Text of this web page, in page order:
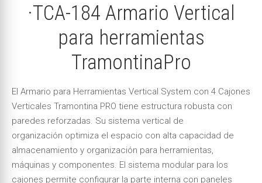
·TCA-184 Armario Vertical
para herramientas
TramontinaPro
El Armario para Herramientas Vertical System con 4 Cajones
Verticales Tramontina PRO tiene estructura robusta con
paredes reforzadas. Su sistema vertical de
organización optimiza el espacio con alta capacidad de
almacenamiento y organización para herramientas,
máquinas y componentes. El sistema modular para los
cajones permite configurar la parte interna con paneles